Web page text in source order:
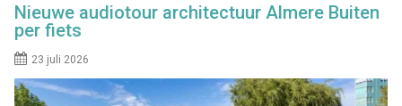
Nieuwe audiotour architectuur Almere Buiten
per fiets
23 juli 2026